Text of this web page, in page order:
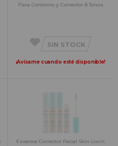
Para Contorno y Corrector 8 Tonos
SIN STOCK
¡Avísame cuando esté disponible!
Essence Corrector Facial Skin Lovin